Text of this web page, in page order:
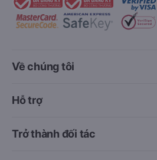
Về chúng tôi
Hỗ trợ
Trở thành đối tác